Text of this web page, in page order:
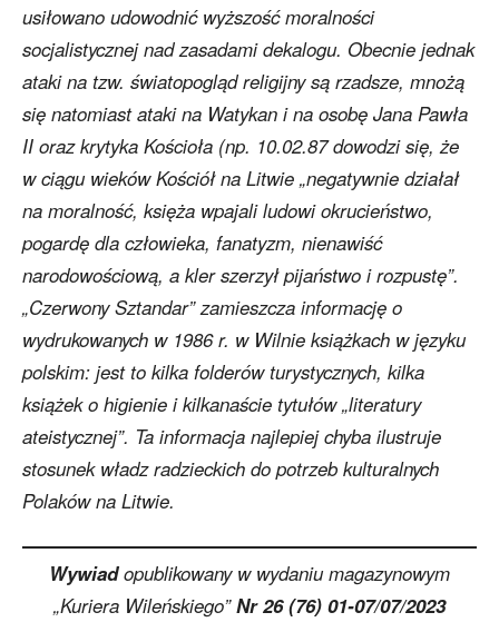
usiłowano udowodnić wyższość moralności
socjalistycznej nad zasadami dekalogu. Obecnie jednak
ataki na tzw. światopogląd religijny są rzadsze, mnożą
się natomiast ataki na Watykan i na osobę Jana Pawła
II oraz krytyka Kościoła (np. 10.02.87 dowodzi się, że
w ciągu wieków Kościół na Litwie „negatywnie działał
na moralność, księża wpajali ludowi okrucieństwo,
pogardę dla człowieka, fanatyzm, nienawiść
narodowościową, a kler szerzył pijaństwo i rozpustę”.
„Czerwony Sztandar” zamieszcza informację o
wydrukowanych w 1986 r. w Wilnie książkach w języku
polskim: jest to kilka folderów turystycznych, kilka
książek o higienie i kilkanaście tytułów „literatury
ateistycznej”. Ta informacja najlepiej chyba ilustruje
stosunek władz radzieckich do potrzeb kulturalnych
Polaków na Litwie.
Wywiadopublikowany w wydaniu magazynowym
„Kuriera Wileńskiego”Nr 26 (76) 01-07/07/2023